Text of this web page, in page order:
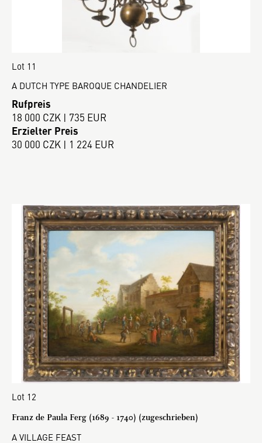
Lot 11
A DUTCH TYPE BAROQUE CHANDELIER
Rufpreis
18 000 CZK | 735 EUR
Erzielter Preis
30 000 CZK | 1 224 EUR
Lot 12
Franz de Paula Ferg (1689 - 1740) (zugeschrieben)
A VILLAGE FEAST